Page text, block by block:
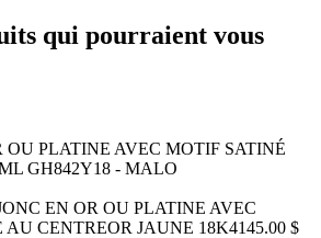
qui pourraient vous
EN OR OU PLATINE AVEC
AU CENTREOR JAUNE 18K4145.00 $